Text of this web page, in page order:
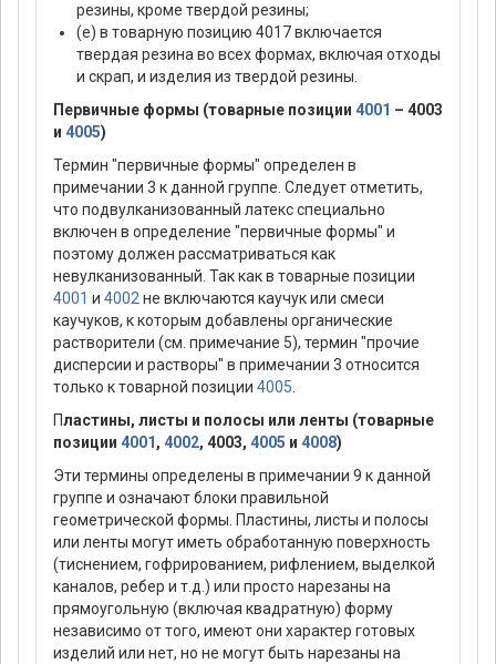
резины, кроме твердой резины;
(е) в товарную позицию 4017 включается
твердая резина во всех формах, включая отходы
и скрап, и изделия из твердой резины.
Первичные формы (товарные позиции 4001 – 4003
и 4005)
Термин "первичные формы" определен в
примечании 3 к данной группе. Следует отметить,
что подвулканизованный латекс специально
включен в определение "первичные формы" и
поэтому должен рассматриваться как
невулканизованный. Так как в товарные позиции
4001 и 4002 не включаются каучук или смеси
каучуков, к которым добавлены органические
растворители (см. примечание 5), термин "прочие
дисперсии и растворы" в примечании 3 относится
только к товарной позиции 4005
Пластины, листы и полосы или ленты (товарные
позиции 4001 , 4002, 4003, 4005 и 4008)
Эти термины определены в примечании 9 к данной
группе и означают блоки правильной
геометрической формы. Пластины, листы и полосы
или ленты могут иметь обработанную поверхность
(тиснением, гофрированием, рифлением, выделкой
каналов, ребер и т.д.) или просто нарезаны на
прямоугольную (включая квадратную) форму
независимо от того, имеют они характер готовых
изделий или нет, но не могут быть нарезаны на